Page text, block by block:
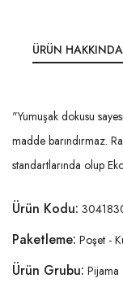
ÜRÜN HAKKINDA
"Yumuşak dokusu
madde barındırmaz.
standartlarında olup
Ürün Kodu:
Paketleme: Poşet -
Ürün Grubu: Pijama